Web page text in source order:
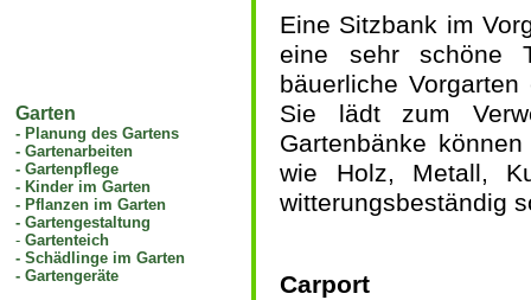
Garten
- Planung des Gartens
-Gartenarbeiten
-Gartenpflege
- Kinder im Garten
- Pflanzen im Garten
-Gartengestaltung
-Gartenteich
-Schädlinge im Garten
-Gartengeräte
Eine Sitzbank im
eine sehr schöne
bäuerliche
Sie lädt zum
Gartenbänke
wie Holz, Metall,
witterungsbeständig
Carport